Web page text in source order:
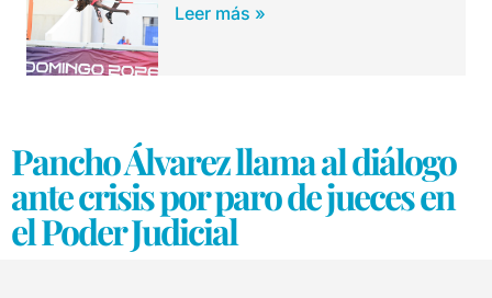
Leer más »
Pancho Álvarez llama al diálogo
ante crisis por paro de jueces en
el Poder Judicial